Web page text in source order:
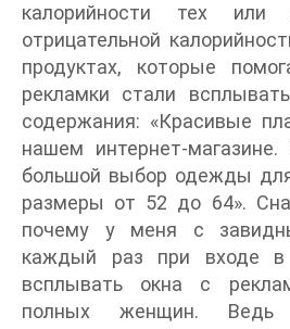
калорийности тех
отрицательной
продуктах, которые
рекламки стали
содержания: «Красивые
нашем интернет-
большой выбор одежды
размеры от 52 до 64».
почему у меня с
каждый раз при входе в
всплывать окна с
полных женщин. Ведь